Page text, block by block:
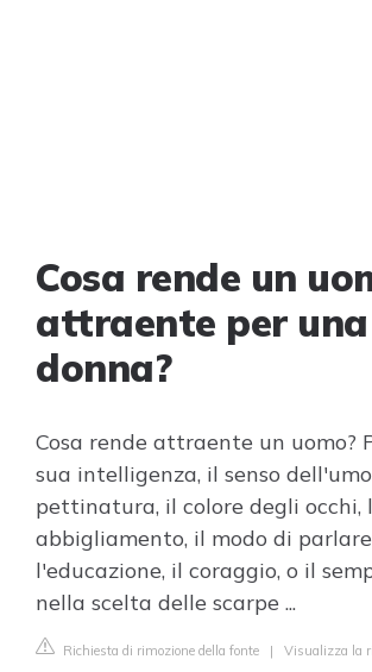
Cosa rende un
attraente per una
donna?
Cosa rende attraente un uomo?
sua intelligenza, il senso
pettinatura, il colore degli occhi,
abbigliamento, il modo di
l'educazione, il coraggio, o il
nella scelta delle scarpe ...
Richiesta di rimozione della fonte | Visualizza la